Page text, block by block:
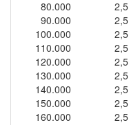
80.000
2,5
90.000
2,5
100.000
2,5
110.000
2,5
120.000
2,5
130.000
2,5
140.000
2,5
150.000
2,5
160.000
2,5